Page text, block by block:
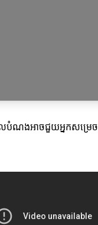
ាចជួយអ្នកសម្រេចប